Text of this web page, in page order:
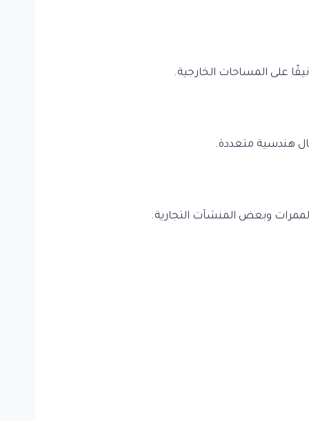
على المساحات الخارجية.
هندسية متعددة.
وبعض المنشآت التجارية.